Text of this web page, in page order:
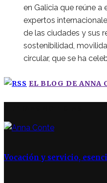
en Galicia que reúne
expertos
de las ciudades y sus
sostenibilidad,
circular, que se ha
EL BLOG DE ANNA
Vocación y servicio,